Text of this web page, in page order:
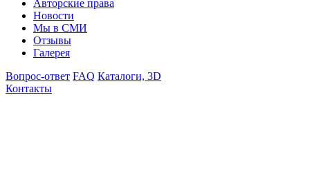
Авторские права
Новости
Мы в СМИ
Отзывы
Галерея
Вопрос-ответ FAQ Каталоги, 3D
Контакты